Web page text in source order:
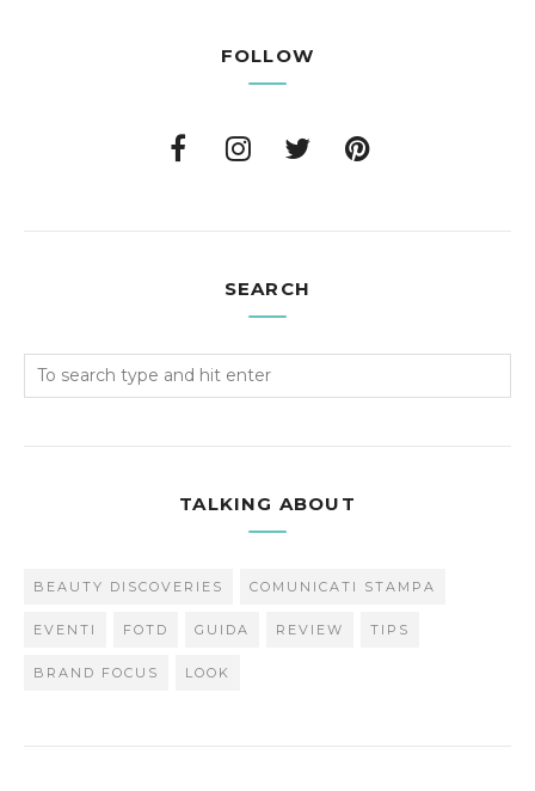
FOLLOW
SEARCH
TALKING ABOUT
BEAUTY DISCOVERIES COMUNICATI STAMPA
EVENTI FOTD GUIDA REVIEW TIPS
BRAND FOCUS LOOK